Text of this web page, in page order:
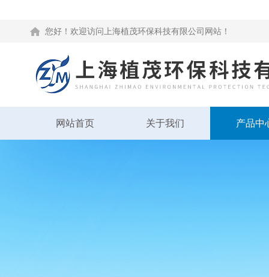
您好！欢迎访问上海植茂环保科技有限公司网站！
网站首页 关于我们 产品中